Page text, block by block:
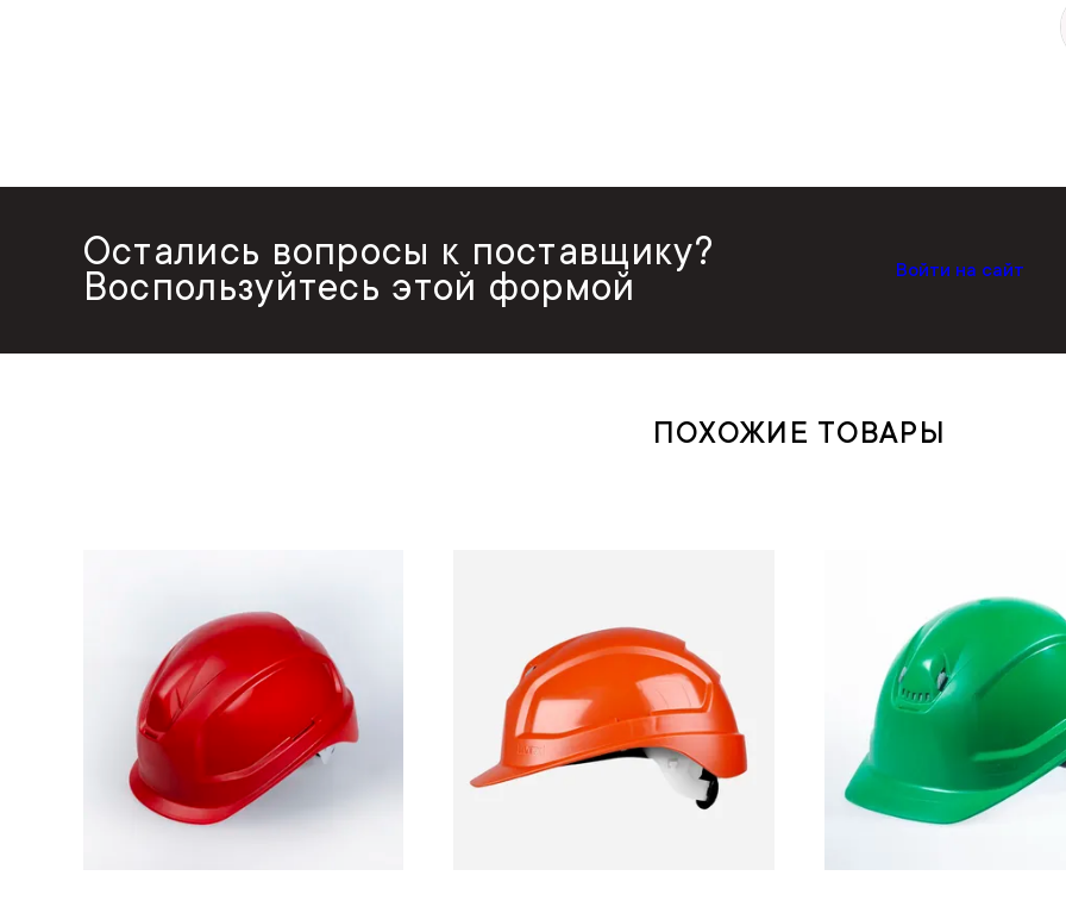
Остались вопросы к поставщику?
Воспользуйтесь этой формой
Войти на сайт
ПОХОЖИЕ ТОВАРЫ